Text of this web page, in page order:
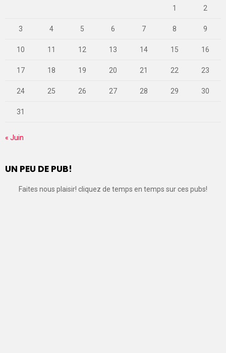
1 2
3 4 5 6 7 8 9
10 11 12 13 14 15 16
17 18 19 20 21 22 23
24 25 26 27 28 29 30
31
« Juin
UN PEU DE PUB!
Faites nous plaisir! cliquez de temps en temps sur ces pubs!